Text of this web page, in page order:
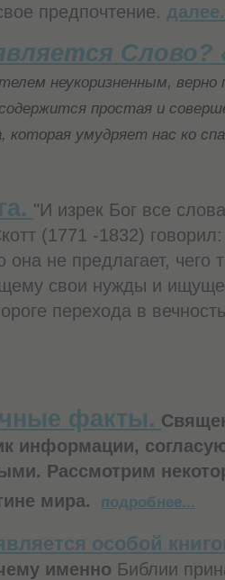
предпочтение.
Слово?
неукоризненным,
простая и
которая умудряет нас ко
"И изрек Бог все
(1771 -1832)
она не предлагает, чего
свои нужды и
перехода в
факты.
информации,
Рассмотрим
мира.
подробнее...
особой
именно Библии